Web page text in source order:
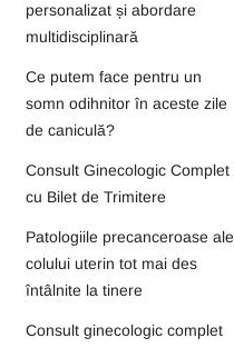
personalizat și abordare
multidisciplinară
Ce putem face pentru un
somn odihnitor în aceste zile
de caniculă?
Consult Ginecologic Complet
cu Bilet de Trimitere
Patologiile precanceroase ale
colului uterin tot mai des
întâlnite la tinere
Consult ginecologic complet